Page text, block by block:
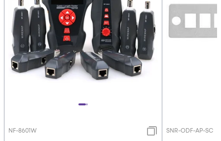
NF-8601W SNR-ODF-AP-SC